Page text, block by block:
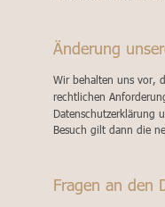
Änderung
Wir behalten uns vor,
rechtlichen
Datenschutzerklärung
Besuch gilt dann die
Fragen an den